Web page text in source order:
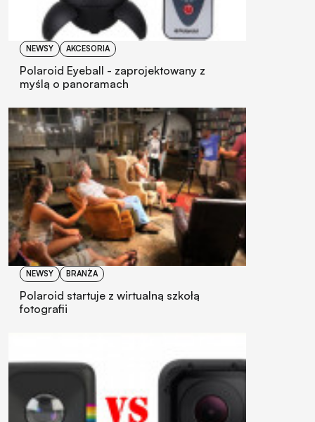
NEWSY AKCESORIA
Polaroid Eyeball - zaprojektowany z
myślą o panoramach
NEWSY BRANŻA
Polaroid startuje z wirtualną szkołą
fotografii